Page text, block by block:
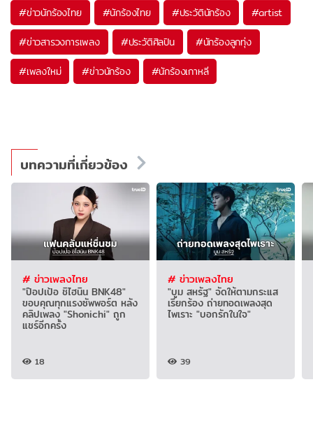
#ข่าวนักร้องไทย #นักร้องไทย #ประวัตินักร้อง #artist
#ข่าวสารวงการเพลง #ประวัติศิลปิน #นักร้องลูกทุ่ง
#เพลงใหม่ #ข่าวนักร้อง #นักร้องเกาหลี
บทความที่เกี่ยวข้อง
# ข่าวเพลงไทย
"ป๊อปเป้อ ชิไฮนิน BNK48"
ขอบคุณทุกแรงซัพพอร์ต หลัง
คลิปเพลง "Shonichi" ถูก
แชร์อีกครั้ง
18
# ข่าวเพลงไทย
"บูม สหรัฐ" จัดให้ตามกระแส
เรียกร้อง ถ่ายทอดเพลงสุด
ไพเราะ "บอกรักในใจ"
39